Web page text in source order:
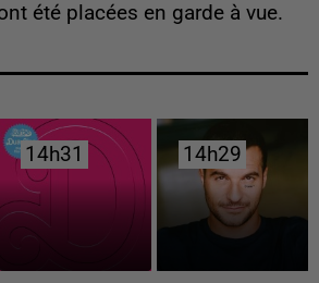
été placées en garde à vue.
14h31
14h31 14h29
14h29